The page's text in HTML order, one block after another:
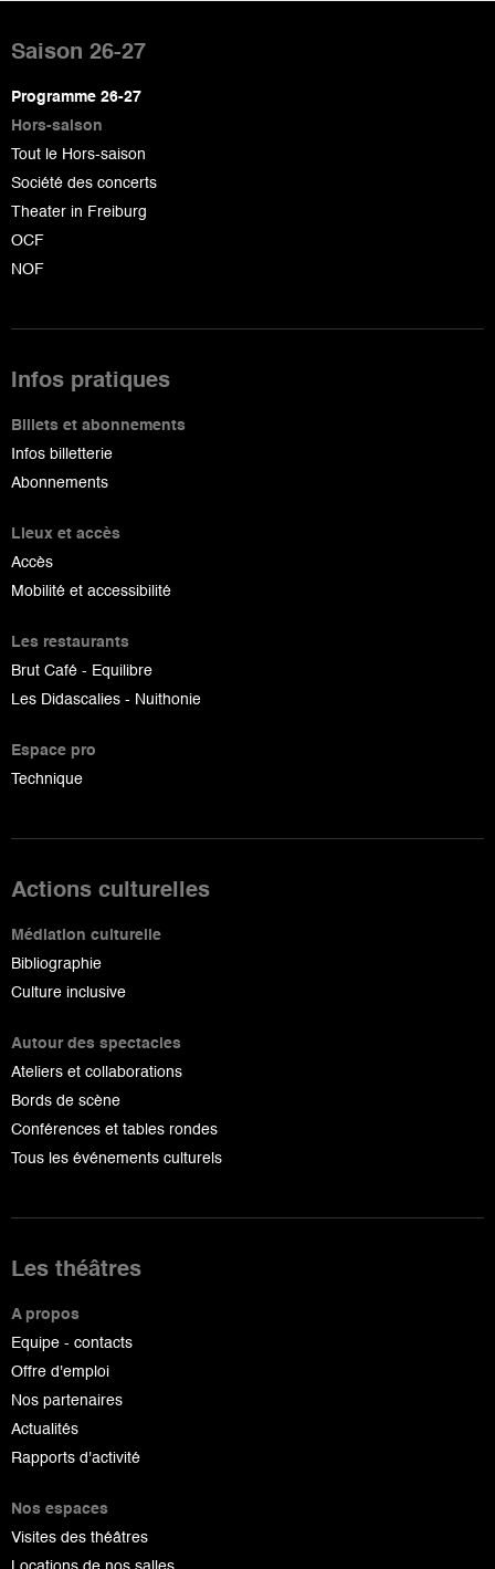
de
page
Saison 26-27
Programme 26-27
Hors-saison
Tout le Hors-saison
Société des concerts
Theater in Freiburg
OCF
NOF
Infos pratiques
Billets et abonnements
Infos billetterie
Abonnements
Lieux et accès
Accès
Mobilité et accessibilité
Les restaurants
Brut Café - Equilibre
Les Didascalies - Nuithonie
Espace pro
Technique
Actions culturelles
Médiation culturelle
Bibliographie
Culture inclusive
Autour des spectacles
Ateliers et collaborations
Bords de scène
Conférences et tables rondes
Tous les événements culturels
Les théâtres
A propos
Equipe - contacts
Offre d'emploi
Nos partenaires
Actualités
Rapports d'activité
Nos espaces
Visites des théâtres